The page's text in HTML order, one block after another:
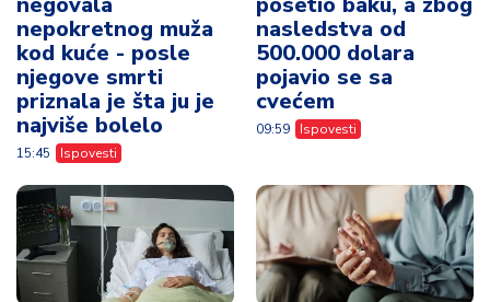
nepokretnog muža
kod kuće - posle
njegove smrti
priznala je šta ju je
najviše bolelo
15:45 Ispovesti
nasledstva od
500.000 dolara
pojavio se sa
cvećem
09:59 Ispovesti